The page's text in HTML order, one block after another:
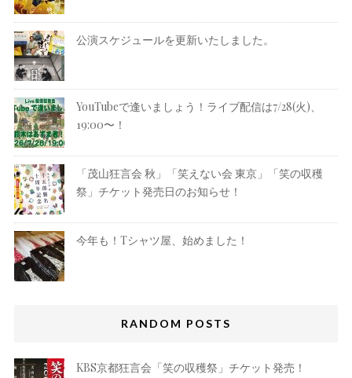
公演スケジュールを更新いたしました。
YouTubeで逢いましょう！ライブ配信は7/28(火)、
19:00〜！
「茂山狂言会 秋」「笑えない会 東京」「笑の収穫
祭」チケット発売日のお知らせ！
今年も！Tシャツ屋、始めました！
RANDOM POSTS
KBS京都狂言会「笑の収穫祭」チケット発売！